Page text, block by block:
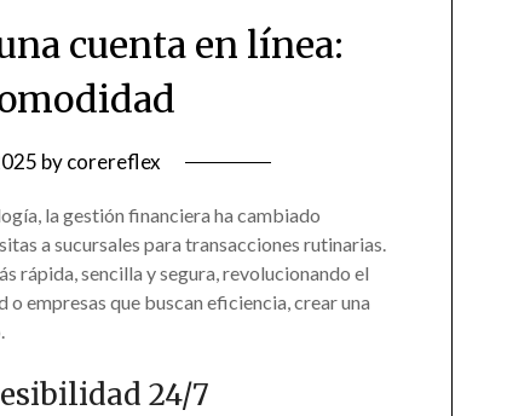
cuenta en línea:
bycorereflex
la gestión financiera ha cambiado
a sucursales para transacciones rutinarias.
rápida, sencilla y segura, revolucionando el
empresas que buscan eficiencia, crear una
24/7